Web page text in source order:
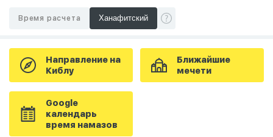
Время расчета
Направление на
Киблу
Ближайшие
мечети
Google
календарь
время намазов